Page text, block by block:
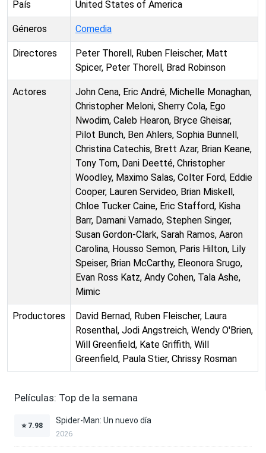
País United States of America
Géneros Comedia
Directores
Peter Thorell, Ruben Fleischer, Matt
Spicer, Peter Thorell, Brad Robinson
Actores
John Cena, Eric André, Michelle Monaghan,
Christopher Meloni, Sherry Cola, Ego
Nwodim, Caleb Hearon, Bryce Gheisar,
Pilot Bunch, Ben Ahlers, Sophia Bunnell,
Christina Catechis, Brett Azar, Brian Keane,
Tony Torn, Dani Deetté, Christopher
Woodley, Maximo Salas, Colter Ford, Eddie
Cooper, Lauren Servideo, Brian Miskell,
Chloe Tucker Caine, Eric Stafford, Kisha
Barr, Damani Varnado, Stephen Singer,
Susan Gordon-Clark, Sarah Ramos, Aaron
Carolina, Housso Semon, Paris Hilton, Lily
Speiser, Brian McCarthy, Eleonora Srugo,
Evan Ross Katz, Andy Cohen, Tala Ashe,
Mimic
Productores
David Bernad, Ruben Fleischer, Laura
Rosenthal, Jodi Angstreich, Wendy O'Brien,
Will Greenfield, Kate Griffith, Will
Greenfield, Paula Stier, Chrissy Rosman
Películas: Top de la semana
⭐ 7.98
Spider-Man: Un nuevo día
2026